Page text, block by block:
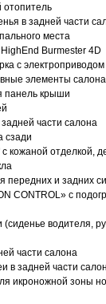
отопитель
в задней части
места
Burmester 4D
с электроприводом
элементы
панель крыши
части салона
сзади
с кожаной отделкой,
передних и задних
CONTROL» с
водителя,
части салона
в задней части
икроножной зоны